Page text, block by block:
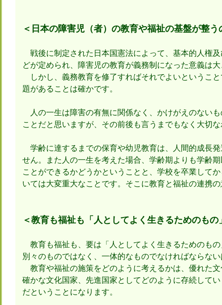
＜日本の障害児（者）の教育や福祉の基盤が整
戦後に制定された日本国憲法によって、基本的人権
どが定められ、障害児の教育が義務制になった意義は
しかし、義務教育を修了すればそれでよいというこ
題があることは確かです。
人の一生は障害の有無に関係なく、かけがえのない
ことだと思いますが、その前後も言うまでもなく大切
学齢に達するまでの保育や幼児教育は、人間的成長
せん。また人の一生を考えた場合、学齢期よりも学齢
ことができるかどうかということと、学校を卒業して
いては大変重大なことです。そこに教育と福祉の連携
＜教育も福祉も「人としてよく生きるためのもの
教育も福祉も、要は「人としてよく生きるためのも
別々のものではなく、一体的なものでなければならな
教育や福祉の施策をどのように考えるかは、優れた
確かな文化国家、先進国家としてどのように存続して
だということになります。